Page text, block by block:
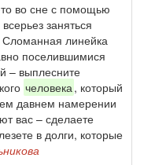
во сне с помощью
заняться
линейка
поселившимися
– выплесните
человека, который
давнем намерении
вас – сделаете
в долги, которые